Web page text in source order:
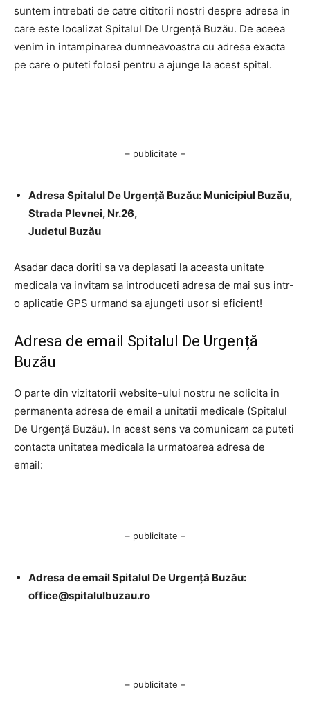
suntem intrebati de catre cititorii nostri despre adresa in
care este localizat Spitalul De Urgență Buzău. De aceea
venim in intampinarea dumneavoastra cu adresa exacta
pe care o puteti folosi pentru a ajunge la acest spital.
– publicitate –
Adresa Spitalul De Urgență Buzău: Municipiul Buzău,
Strada Plevnei, Nr.26,
Judetul Buzău
Asadar daca doriti sa va deplasati la aceasta unitate
medicala va invitam sa introduceti adresa de mai sus intr-
o aplicatie GPS urmand sa ajungeti usor si eficient!
Adresa de email Spitalul De Urgență
Buzău
O parte din vizitatorii website-ului nostru ne solicita in
permanenta adresa de email a unitatii medicale (Spitalul
De Urgență Buzău). In acest sens va comunicam ca puteti
contacta unitatea medicala la urmatoarea adresa de
email:
– publicitate –
Adresa de email Spitalul De Urgență Buzău:
office@spitalulbuzau.ro
– publicitate –